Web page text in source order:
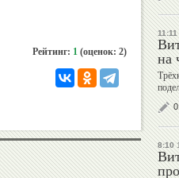
Рейтинг: 1 (оценок: 2)
11:11
на
0
8:10